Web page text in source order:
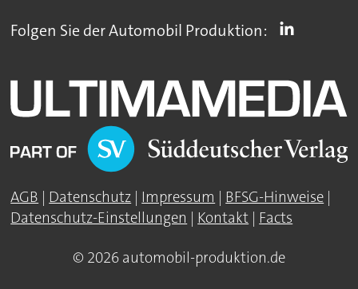
Folgen Sie der Automobil Produktion:
AGB Datenschutz Impressum BFSG-Hinweise
Datenschutz-Einstellungen
Kontakt Facts
© 2026 automobil-produktion.de